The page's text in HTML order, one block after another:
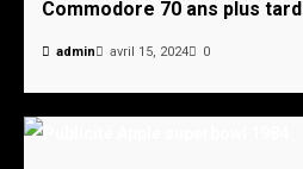
Commodore 70 ans plus tard
admin avril 15, 2024 0